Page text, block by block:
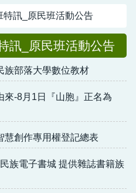
特訊_原民班活動公告
訊_原民班活動公告
族部落大學數位教材
來-8月1日『山胞』正名為
慧創作專用權登記總表
族電子書城 提供雜誌書籍族